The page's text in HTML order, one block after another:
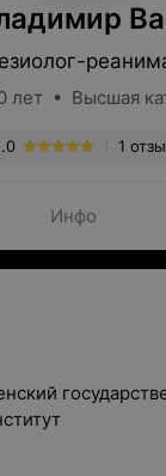
лет • Высшая
1
Инфо